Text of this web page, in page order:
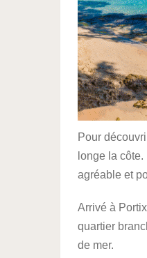
Pour
longe la
agréable et
Arrivé à
quartier
de mer.